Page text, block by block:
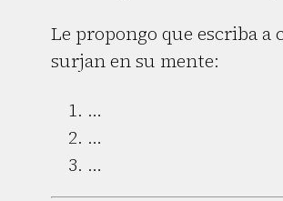
Le propongo que escriba a
surjan en su mente:
…
…
…